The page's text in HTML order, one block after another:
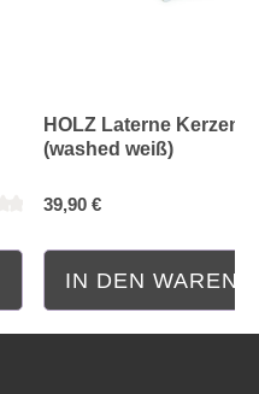
HOLZ Laterne
(washed weiß)
39,90 €
IN DEN